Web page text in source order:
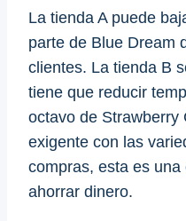
La tienda A puede
parte de Blue Dream
clientes. La tienda B
tiene que reducir
octavo de Strawberry
exigente con las
compras, esta es
ahorrar dinero.